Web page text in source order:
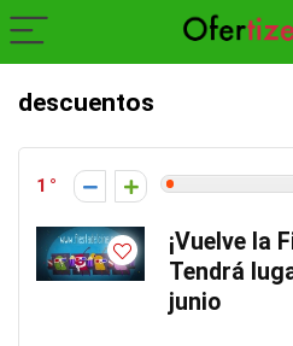
descuentos
1
¡Vuelve la
Tendrá
junio